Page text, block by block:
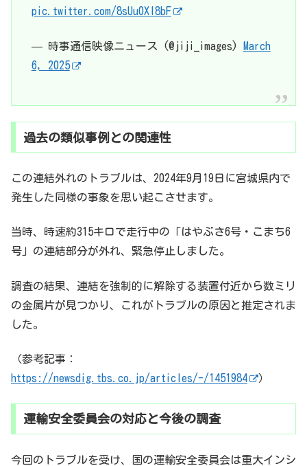
pic.twitter.com/8sUu0XI8bF
— 時事通信映像ニュース (@jiji_images)
March
6, 2025
過去の類似事例との関連性
この連結外れのトラブルは、2024年9月19日に宮城県内で
発生した同様の事象を思い起こさせます。
当時、時速約315キロで走行中の「はやぶさ6号・こまち6
号」の連結部分が外れ、緊急停止しました。
調査の結果、連結を強制的に解除する装置付近から数ミリ
の金属片が見つかり、これがトラブルの原因と推定されま
した。
（参考記事：
https://newsdig.tbs.co.jp/articles/-/1451984
）
運輸安全委員会の対応と今後の調査
今回のトラブルを受け、国の運輸安全委員会は重大インシ